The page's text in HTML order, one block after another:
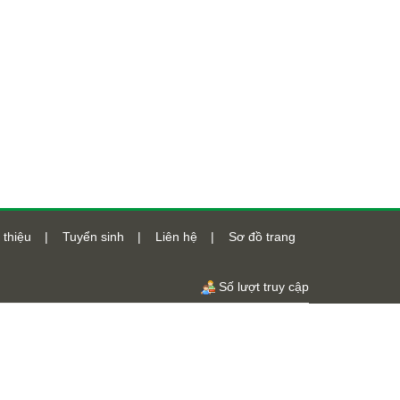
thiệu | Tuyển sinh | Liên hệ | Sơ đồ trang
Số lượt truy cập